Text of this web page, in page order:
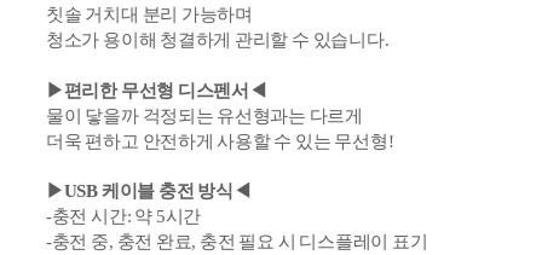
칫솔 거치대 분리 가능하며
청소가 용이해 청결하게 관리할 수 있습니다.
▶편리한 무선형 디스펜서 ◀
물이 닿을까 걱정되는 유선형과는 다르게
더욱 편하고 안전하게 사용할 수 있는 무선형!
▶USB 케이블 충전 방식 ◀
-충전 시간: 약 5시간
-충전 중, 충전 완료, 충전 필요 시 디스플레이 표기